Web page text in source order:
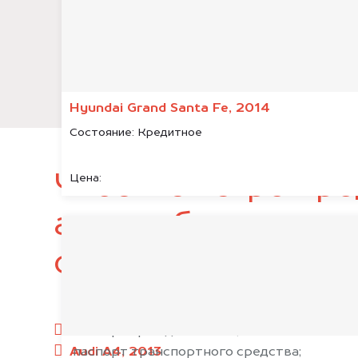
Hyundai Grand Santa Fe, 2014
Состояние: Кредитное
Цена:
Audi A4, 2013
Чтобы быстро
автомобиль,
следующие
паспорт транспортного средства;